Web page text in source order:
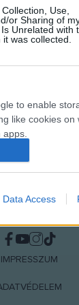
Use,
or Sharing of
Unrelated with
was collected.
to enable
like cookies on
data to be
to send me
to enable
cookies on
Data Access
MEGOSZTÁS
IMPRESSZUM